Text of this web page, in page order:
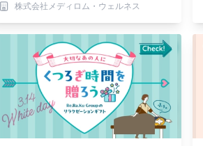
株式会社メディロム・ウェルネス